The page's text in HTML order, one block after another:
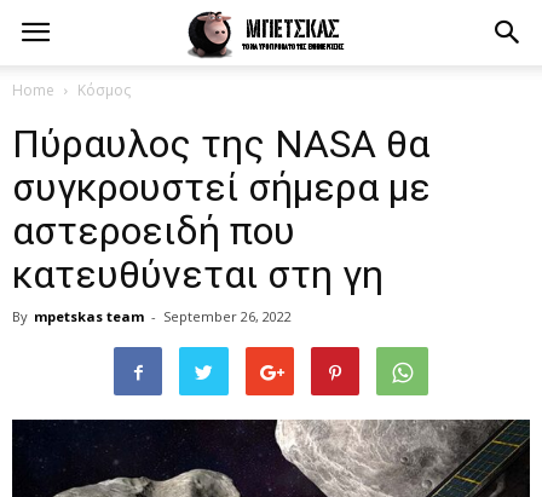
Home Κόσμος
Πύραυλος της NASA θα
συγκρουστεί σήμερα με
αστεροειδή που
κατευθύνεται στη γη
By mpetskas team - September 26, 2022